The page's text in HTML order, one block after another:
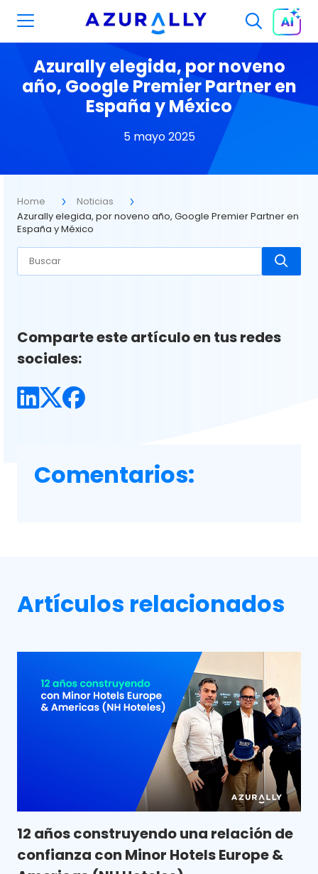
Azurally elegida, por noveno
año, Google Premier Partner en
España y México
5 mayo 2025
Home
Noticias
Azurally elegida, por noveno año, Google Premier Partner en
España y México
Comparte este artículo en tus redes
sociales:
Comentarios:
Artículos relacionados
12 años construyendo una relación de
confianza con Minor Hotels Europe &